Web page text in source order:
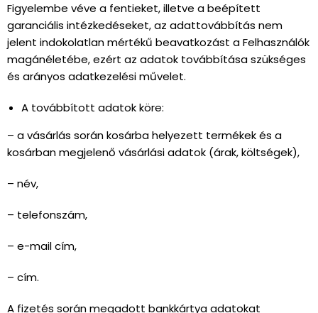
Figyelembe véve a fentieket, illetve a beépített
garanciális intézkedéseket, az adattovábbítás nem
jelent indokolatlan mértékű beavatkozást a Felhasználók
magánéletébe, ezért az adatok továbbítása szükséges
és arányos adatkezelési művelet.
A továbbított adatok köre:
– a vásárlás során kosárba helyezett termékek és a
kosárban megjelenő vásárlási adatok (árak, költségek),
– név,
– telefonszám,
– e-mail cím,
– cím.
A fizetés során megadott bankkártya adatokat